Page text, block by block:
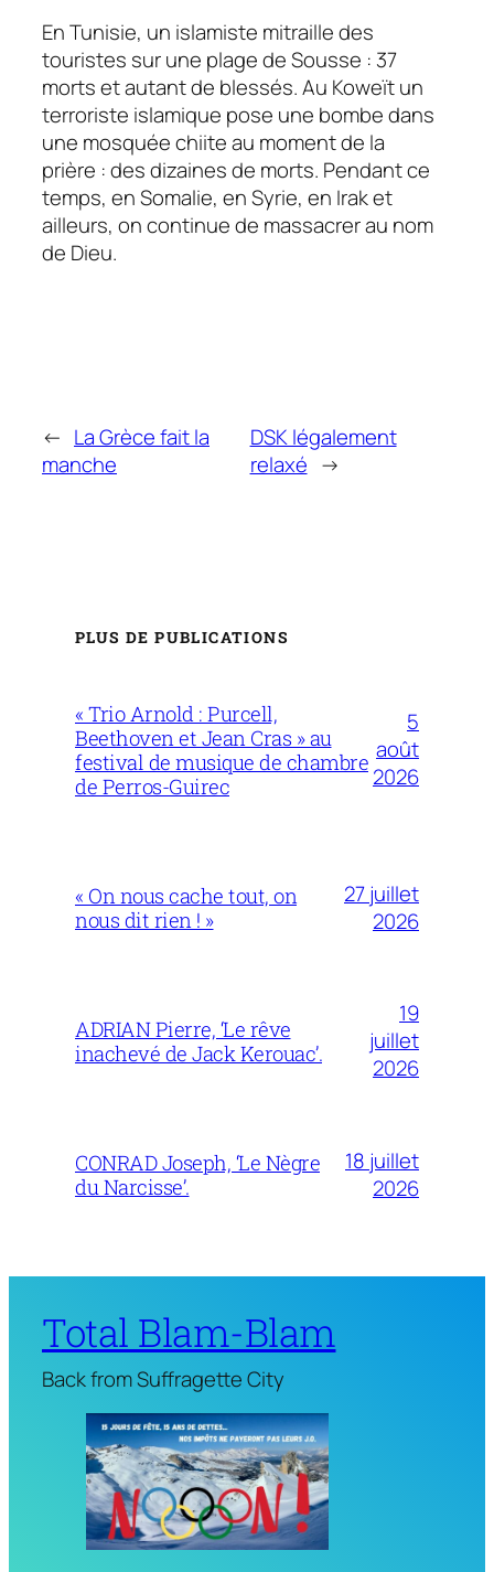
En Tunisie, un islamiste mitraille des
touristes sur une plage de Sousse : 37
morts et autant de blessés. Au Koweït un
terroriste islamique pose une bombe dans
une mosquée chiite au moment de la
prière : des dizaines de morts. Pendant ce
temps, en Somalie, en Syrie, en Irak et
ailleurs, on continue de massacrer au nom
de Dieu.
← La Grèce fait la
manche
DSK légalement
relaxé →
PLUS DE PUBLICATIONS
« Trio Arnold : Purcell,
Beethoven et Jean Cras » au
festival de musique de chambre
de Perros-Guirec
5
août
2026
« On nous cache tout, on
nous dit rien ! »
27 juillet
2026
ADRIAN Pierre, ‘Le rêve
inachevé de Jack Kerouac’.
19
juillet
2026
CONRAD Joseph, ‘Le Nègre
du Narcisse’.
18 juillet
2026
Total Blam-Blam
Back from Suffragette City